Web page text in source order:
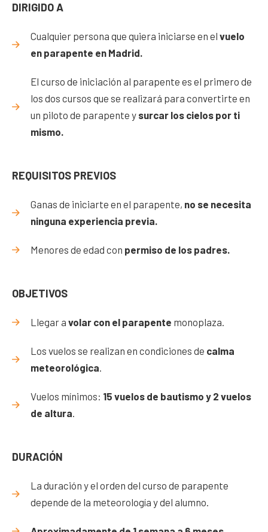
DIRIGIDO A
Cualquier persona que quiera iniciarse en el vuelo
en parapente en Madrid.
El curso de iniciación al parapente es el primero de
los dos cursos que se realizará para convertirte en
un piloto de parapente y surcar los cielos por ti
mismo.
REQUISITOS PREVIOS
Ganas de iniciarte en el parapente, no se necesita
ninguna experiencia previa.
Menores de edad con permiso de los padres.
OBJETIVOS
Llegar a volar con el parapente monoplaza.
Los vuelos se realizan en condiciones de calma
meteorológica.
Vuelos mínimos: 15 vuelos de bautismo y 2 vuelos
de altura.
DURACIÓN
La duración y el orden del curso de parapente
depende de la meteorología y del alumno.